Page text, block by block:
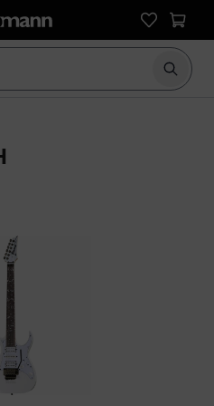
Suche
aus 88 Kundenbewertungen